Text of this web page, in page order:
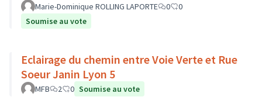
Marie-Dominique ROLLING LAPORTE 0
0
Soumise au vote
Eclairage du chemin entre Voie Verte et Rue
Soeur Janin Lyon 5
MFB 2 0 Soumise au vote